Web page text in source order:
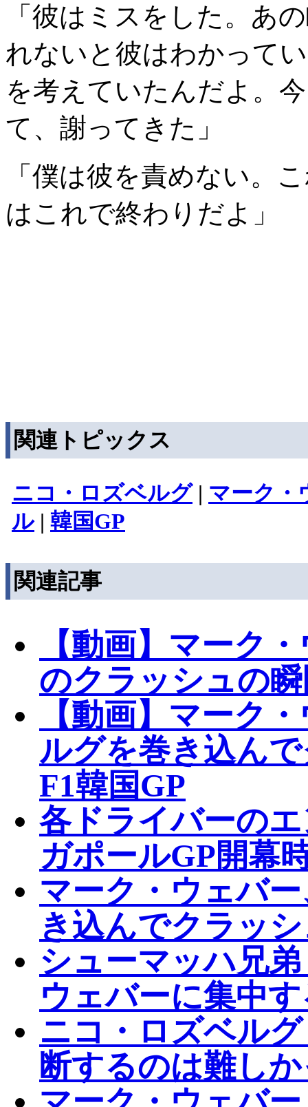
「彼はミスをした。あ
れないと彼はわかって
を考えていたんだよ。
て、謝ってきた」
「僕は彼を責めない。
はこれで終わりだよ」
関連トピックス
ニコ・ロズベルグ| マーク・
ル| 韓国GP
関連記事
【動画】マーク
のクラッシュの
【動画】マーク
ルグを巻き込ん
F1韓国GP
各ドライバーの
ガポールGP開幕
マーク・ウェバ
き込んでクラッ
シューマッハ兄
ウェバーに集中
ニコ・ロズベル
断するのは難し